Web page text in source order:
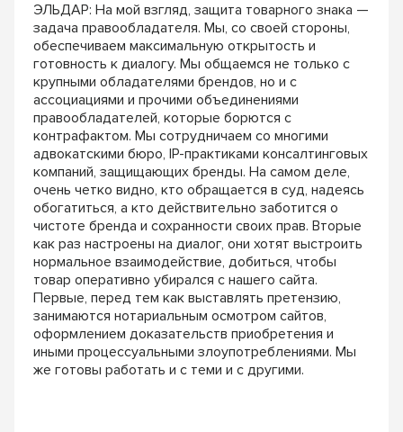
ЭЛЬДАР: На мой взгляд, защита товарного знака —
задача правообладателя. Мы, со своей стороны,
обеспечиваем максимальную открытость и
готовность к диалогу. Мы общаемся не только с
крупными обладателями брендов, но и с
ассоциациями и прочими объединениями
правообладателей, которые борются с
контрафактом. Мы сотрудничаем со многими
адвокатскими бюро, IP-практиками консалтинговых
компаний, защищающих бренды. На самом деле,
очень четко видно, кто обращается в суд, надеясь
обогатиться, а кто действительно заботится о
чистоте бренда и сохранности своих прав. Вторые
как раз настроены на диалог, они хотят выстроить
нормальное взаимодействие, добиться, чтобы
товар оперативно убирался с нашего сайта.
Первые, перед тем как выставлять претензию,
занимаются нотариальным осмотром сайтов,
оформлением доказательств приобретения и
иными процессуальными злоупотреблениями. Мы
же готовы работать и с теми и с другими.